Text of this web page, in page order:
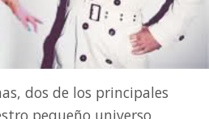
dos de los principales